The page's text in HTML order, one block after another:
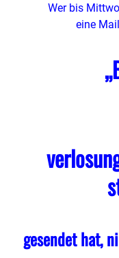
Wer bis
eine
gesendet hat,